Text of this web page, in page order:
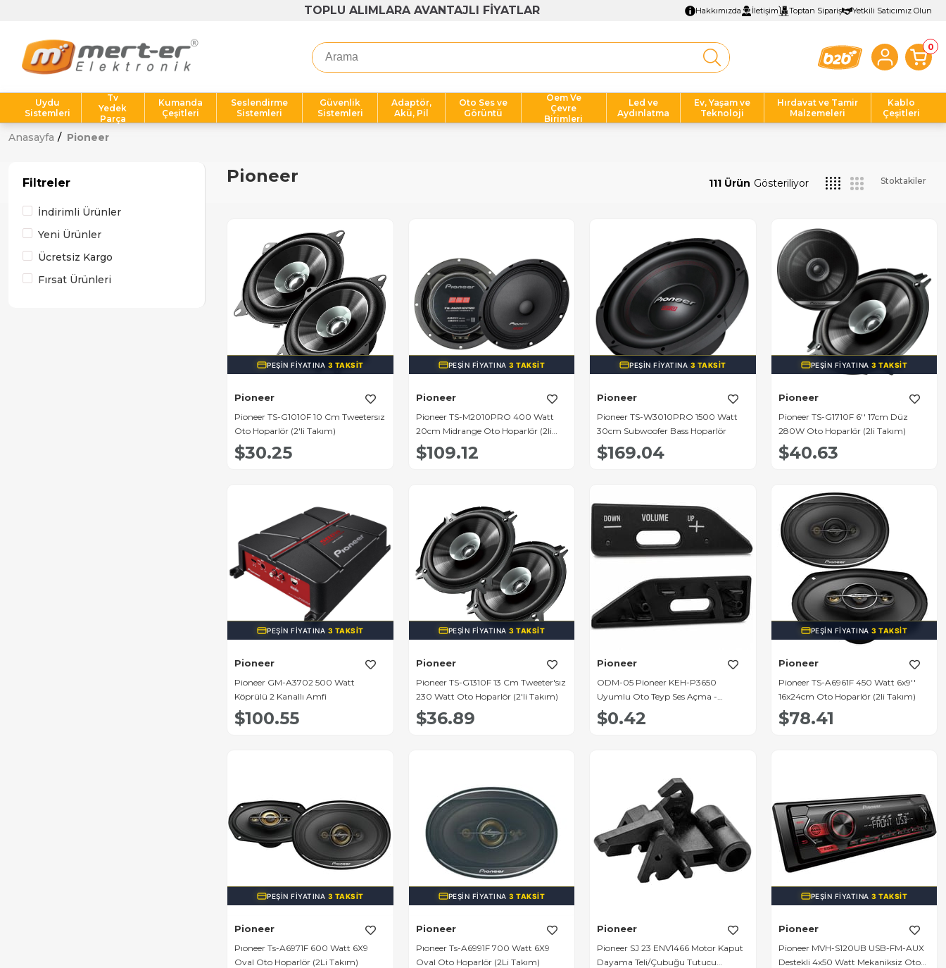
TOPLU ALIMLARA AVANTAJLI FİYATLAR Hakkımızda İletişim Toptan Sipariş Yetkili Satıcımız Olun
0
Uydu
Sistemleri
Tv
Yedek
Parça
Kumanda
Çeşitleri
Seslendirme
Sistemleri
Güvenlik
Sistemleri
Adaptör,
Akü, Pil
Oto Ses ve
Görüntü
Oem Ve
Çevre
Birimleri
Led ve
Aydınlatma
Ev, Yaşam ve
Teknoloji
Hırdavat ve Tamir
Malzemeleri
Kablo
Çeşitleri
Anasayfa Pioneer
Filtreler
İndirimli Ürünler
Yeni Ürünler
Ücretsiz Kargo
Fırsat Ürünleri
Pioneer Stoktakiler
111 Ürün
PEŞIN FIYATINA 3 TAKSIT
Pioneer
Pioneer TS-G1010F 10 Cm Tweetersız
Oto Hoparlör (2'li Takım)
$30.25
PEŞIN FIYATINA 3 TAKSIT
Pioneer
Pioneer TS-M2010PRO 400 Watt
20cm Midrange Oto Hoparlör (2li
Paket)
$109.12
PEŞIN FIYATINA 3 TAKSIT
Pioneer
Pioneer TS-W3010PRO 1500 Watt
30cm Subwoofer Bass Hoparlör
$169.04
PEŞIN FIYATINA 3 TAKSIT
Pioneer
Pioneer TS-G1710F 6'' 17cm Düz
280W Oto Hoparlör (2li Takım)
$40.63
PEŞIN FIYATINA 3 TAKSIT
Pioneer
Pioneer GM-A3702 500 Watt
Köprülü 2 Kanallı Amfi
$100.55
PEŞIN FIYATINA 3 TAKSIT
Pioneer
Pioneer TS-G1310F 13 Cm Tweeter'sız
230 Watt Oto Hoparlör (2'li Takım)
$36.89
Pioneer
ODM-05 Pioneer KEH-P3650
Uyumlu Oto Teyp Ses Açma -
Kapama Kontrol Düğmesi
$0.42
PEŞIN FIYATINA 3 TAKSIT
Pioneer
Pioneer TS-A6961F 450 Watt 6x9''
16x24cm Oto Hoparlör (2li Takım)
$78.41
PEŞIN FIYATINA 3 TAKSIT
Pioneer
Pıoneer Ts-A6971F 600 Watt 6X9
Oval Oto Hoparlör (2Li Takım)
PEŞIN FIYATINA 3 TAKSIT
Pioneer
Pıoneer Ts-A6991F 700 Watt 6X9
Oval Oto Hoparlör (2Li Takım)
Pioneer
Pioneer SJ 23 ENV1466 Motor Kaput
Dayama Teli/Çubuğu Tutucu
PEŞIN FIYATINA 3 TAKSIT
Pioneer
Pioneer MVH-S120UB USB-FM-AUX
Destekli 4x50 Watt Mekaniksiz Oto